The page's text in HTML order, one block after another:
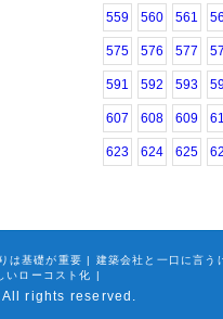
559 560 561
575 576 577
591 592 593
607 608 609
623 624 625
は基礎が重要 |
建築会社と一口に言う
いローコスト化 |
rights reserved.